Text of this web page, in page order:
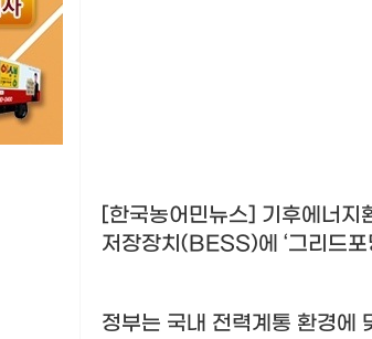
[한국농어민뉴스] 기후에너지
저장장치 (BESS)에 ‘그리드포
정부는 국내 전력계통 환경에